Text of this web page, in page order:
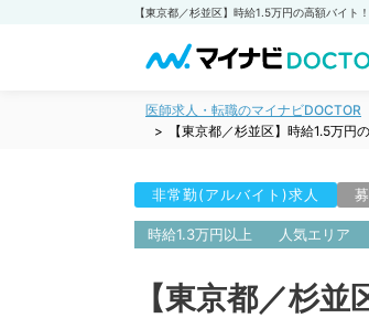
医師求人・転職のマイナビDOCTOR
【東京都／杉並区】時給1.5万円
非常勤(アルバイト)求人
時給1.3万円以上 人気エリア
【東京都／杉